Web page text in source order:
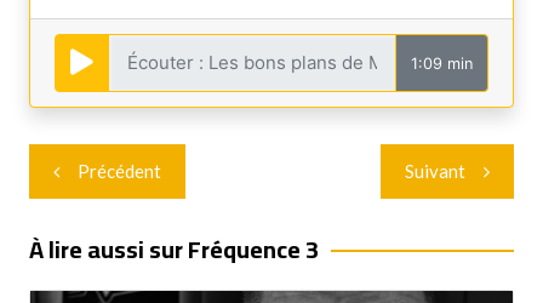
1:09 min
Navigation
de
l’article
Précédent Suivant
À lire aussi sur Fréquence 3